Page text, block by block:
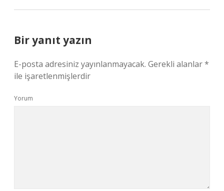
Bir yanıt yazın
E-posta adresiniz yayınlanmayacak. Gerekli alanlar*
ile işaretlenmişlerdir
Yorum